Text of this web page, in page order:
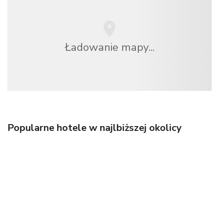
Ładowanie mapy...
Popularne hotele w najlbiższej okolicy